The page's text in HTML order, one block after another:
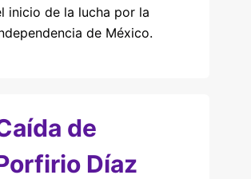
inicio de la lucha por la
de México.
de
Díaz